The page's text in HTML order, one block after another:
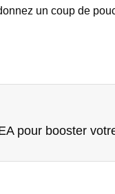
un coup de
pour booster